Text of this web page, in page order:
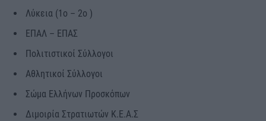
Λύκεια (1ο – 2ο )
ΕΠΑΛ – ΕΠΑΣ
Πολιτιστικοί Σύλλογοι
Αθλητικοί Σύλλογοι
Σώμα Ελλήνων Προσκόπων
Διμοιρία Στρατιωτών Κ.Ε.Α.Σ